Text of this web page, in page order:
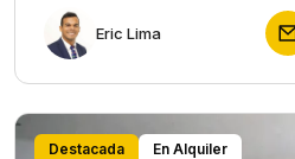
Eric Lima
Destacada En Alquiler